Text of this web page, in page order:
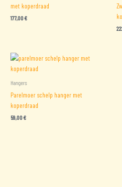
met koperdraad
177,00€
Hangers
Parelmoer schelp hanger met
koperdraad
59,00€